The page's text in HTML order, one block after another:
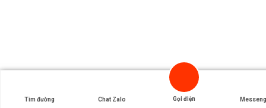
Tìm đường Chat Zalo Gọi điện